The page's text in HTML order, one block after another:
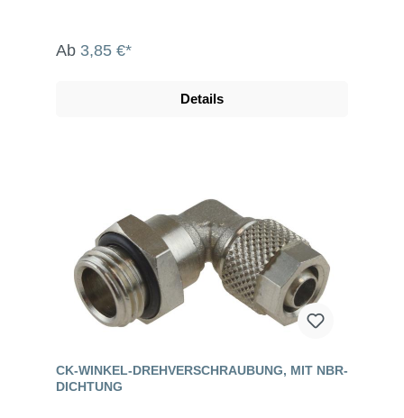
Ab 3,85 €*
Details
CK-WINKEL-DREHVERSCHRAUBUNG, MIT NBR-
DICHTUNG